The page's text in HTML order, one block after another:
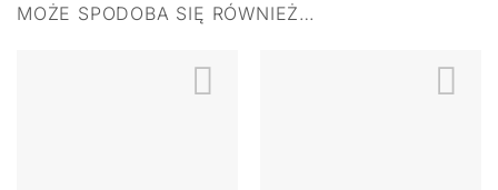
MOŻE SPODOBA SIĘ RÓWNIEŻ…